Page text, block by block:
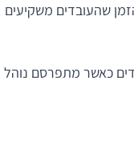
שהעובדים משקיעים
כאשר מתפרסם נוהל